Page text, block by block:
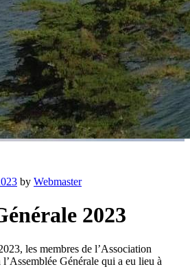
by Webmaster
2023
les membres de l’Association
Générale qui a eu lieu à